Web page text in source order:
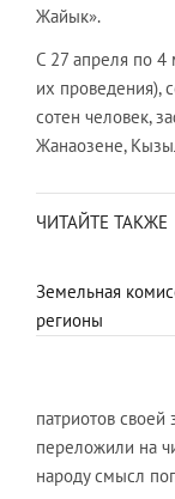
Жайык».
С 27 апреля по 4
их проведения),
сотен человек,
Жанаозене,
ЧИТАЙТЕ ТАКЖЕ
Земельная
регионы
патриотов своей
переложили на
народу смысл